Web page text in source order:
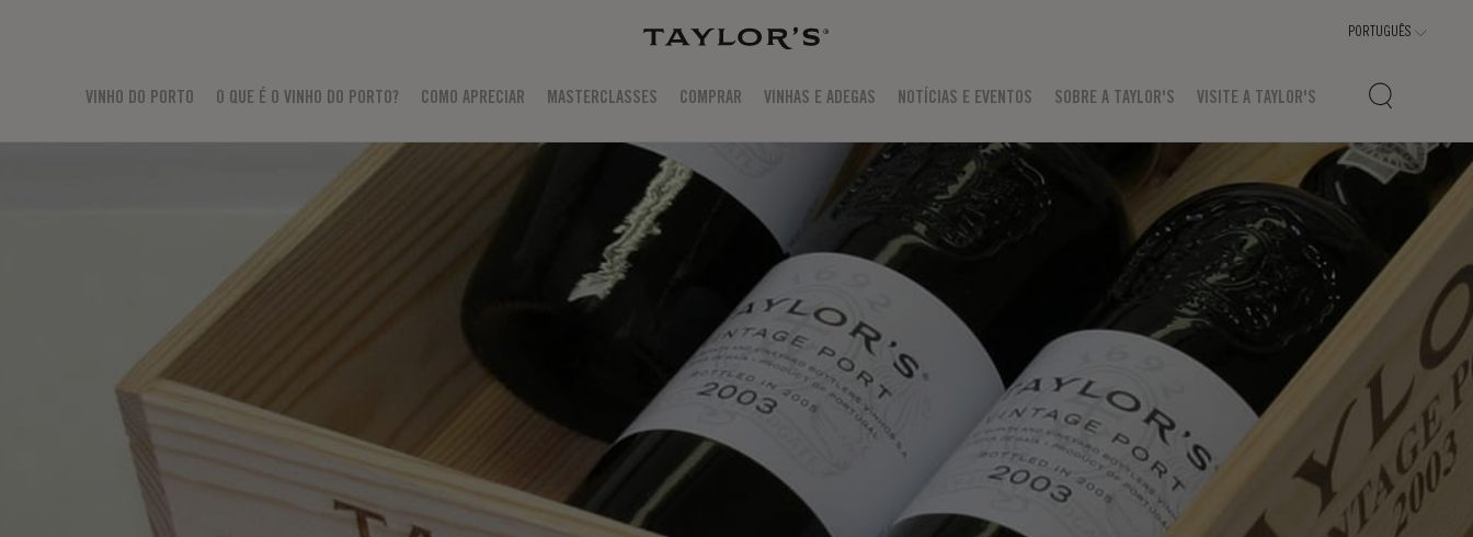
VINHO DO PORTO O QUE É O VINHO DO PORTO? COMO APRECIAR MASTERCLASSES COMPRAR VINHAS E ADEGAS NOTÍCIAS E EVENTOS SOBRE A TAYLOR'S VISITE A TAYLOR'S